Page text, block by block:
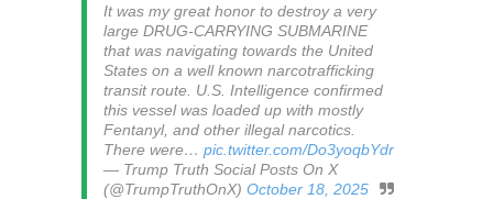
It was my great honor to destroy a very
large DRUG-CARRYING SUBMARINE
that was navigating towards the United
States on a well known narcotrafficking
transit route. U.S. Intelligence confirmed
this vessel was loaded up with mostly
Fentanyl, and other illegal narcotics.
There were… pic.twitter.com/Do3yoqbYdr
— Trump Truth Social Posts On X
(@TrumpTruthOnX) October 18, 2025